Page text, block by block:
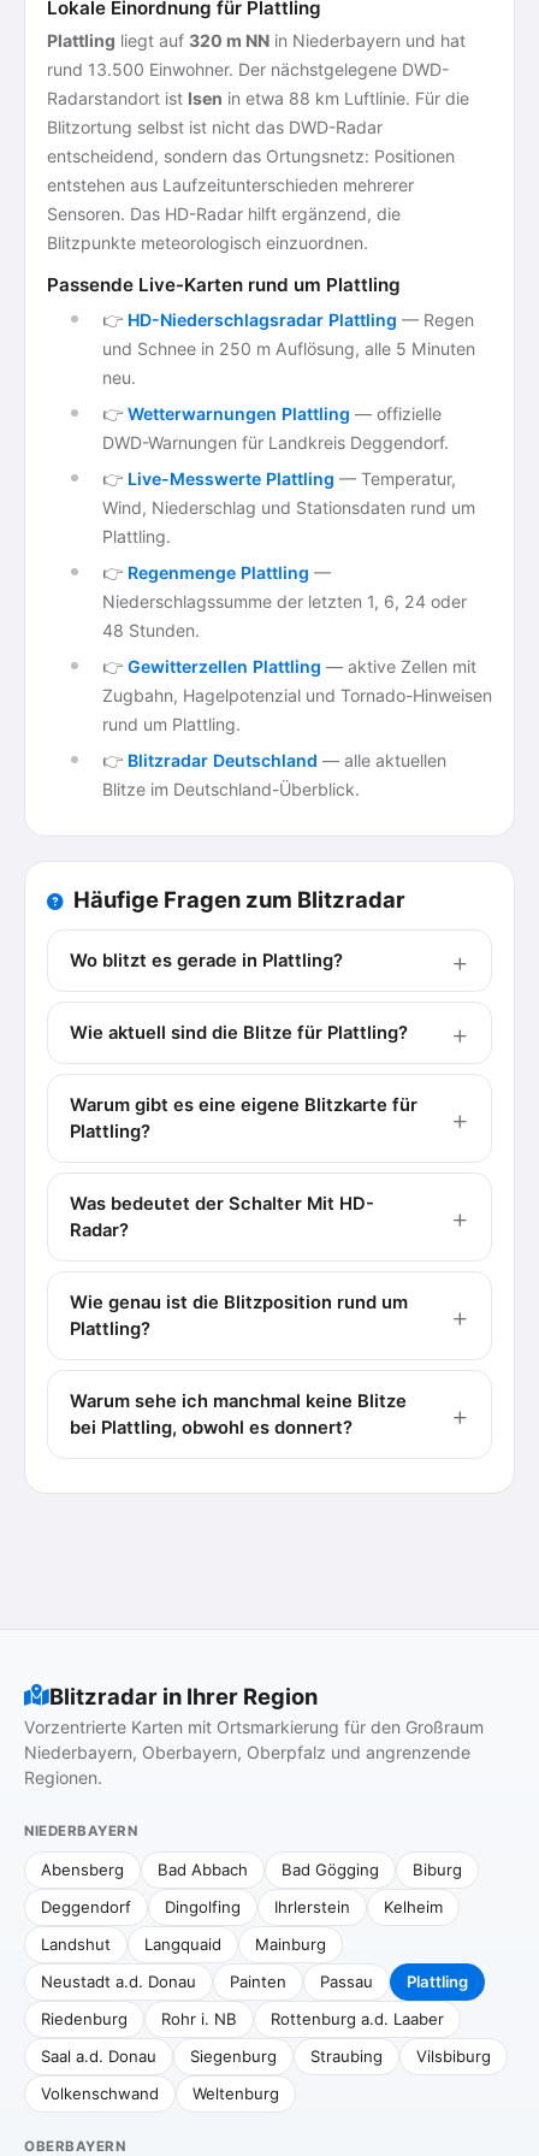
Lokale Einordnung für Plattling
Plattling liegt auf 320 m NN in Niederbayern und hat
rund 13.500 Einwohner. Der nächstgelegene DWD-
Radarstandort ist Isen in etwa 88 km Luftlinie. Für die
Blitzortung selbst ist nicht das DWD-Radar
entscheidend, sondern das Ortungsnetz: Positionen
entstehen aus Laufzeitunterschieden mehrerer
Sensoren. Das HD-Radar hilft ergänzend, die
Blitzpunkte meteorologisch einzuordnen.
Passende Live-Karten rund um Plattling
👉 HD-Niederschlagsradar Plattling — Regen
und Schnee in 250 m Auflösung, alle 5 Minuten
neu.
👉 Wetterwarnungen Plattling — offizielle
DWD-Warnungen für Landkreis Deggendorf.
👉 Live-Messwerte Plattling — Temperatur,
Wind, Niederschlag und Stationsdaten rund um
Plattling.
👉 Regenmenge Plattling —
Niederschlagssumme der letzten 1, 6, 24 oder
48 Stunden.
👉 Gewitterzellen Plattling — aktive Zellen mit
Zugbahn, Hagelpotenzial und Tornado-Hinweisen
rund um Plattling.
👉 Blitzradar Deutschland — alle aktuellen
Blitze im Deutschland-Überblick.
Häufige Fragen zum Blitzradar
Wo blitzt es gerade in Plattling?
Wie aktuell sind die Blitze für Plattling?
Warum gibt es eine eigene Blitzkarte für
Plattling?
Was bedeutet der Schalter Mit HD-
Radar?
Wie genau ist die Blitzposition rund um
Plattling?
Warum sehe ich manchmal keine Blitze
bei Plattling, obwohl es donnert?
Blitzradar in Ihrer Region
Vorzentrierte Karten mit Ortsmarkierung für den Großraum
Niederbayern, Oberbayern, Oberpfalz und angrenzende
Regionen.
NIEDERBAYERN
Abensberg Bad Abbach Bad Gögging
Biburg
Deggendorf
Dingolfing Ihrlerstein
Kelheim
Landshut
Langquaid
Mainburg
Neustadt a.d. Donau
Painten Passau
Plattling
Riedenburg
Rohr i. NB
Rottenburg a.d. Laaber
Saal a.d. Donau
Siegenburg Straubing
Vilsbiburg
Volkenschwand
Weltenburg
OBERBAYERN